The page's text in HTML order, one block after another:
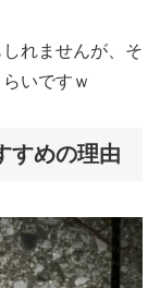
れませんが、そ
いですｗ
すめの理由